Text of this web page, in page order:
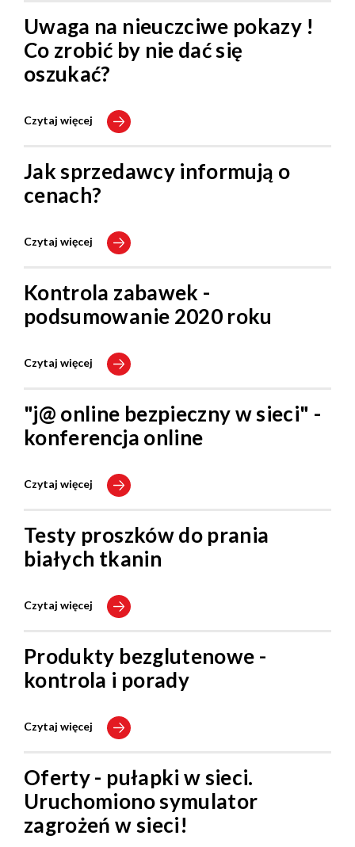
Uwaga na nieuczciwe pokazy !
Co zrobić by nie dać się
oszukać?
Czytaj więcej
Jak sprzedawcy informują o
cenach?
Czytaj więcej
Kontrola zabawek -
podsumowanie 2020 roku
Czytaj więcej
"j@ online bezpieczny w sieci" -
konferencja online
Czytaj więcej
Testy proszków do prania
białych tkanin
Czytaj więcej
Produkty bezglutenowe -
kontrola i porady
Czytaj więcej
Oferty - pułapki w sieci.
Uruchomiono symulator
zagrożeń w sieci!